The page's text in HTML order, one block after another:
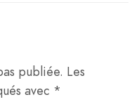
publiée. Les
avec *